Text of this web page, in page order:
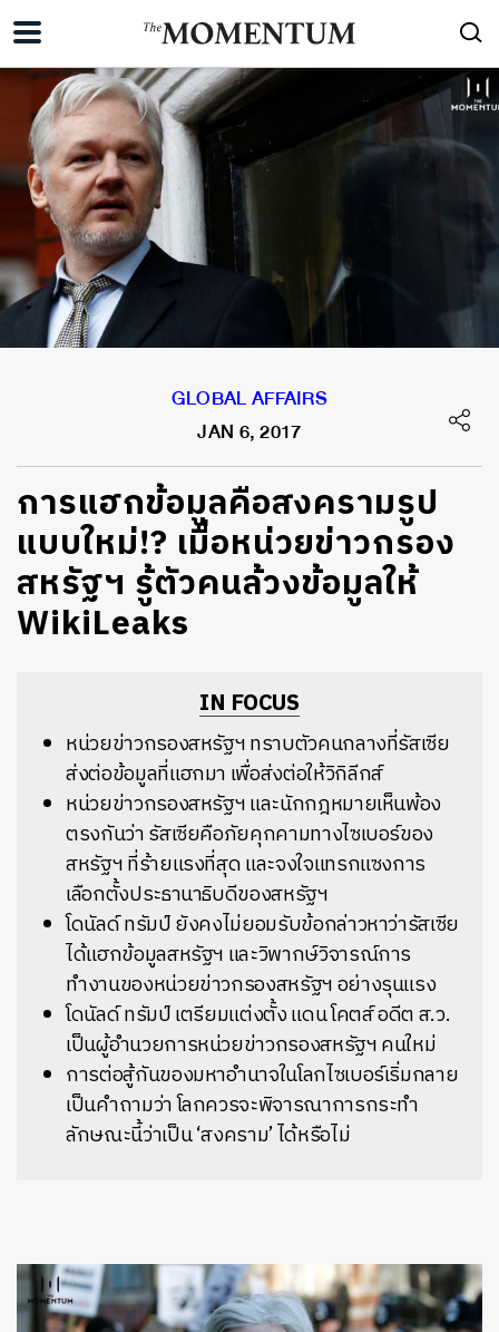
GLOBAL AFFAIRS
JAN 6, 2017
การแฮกข้อมูลคือสงครามรูป
แบบใหม่!? เมื่อหน่วยข่าวกรอง
สหรัฐฯ รู้ตัวคนล้วงข้อมูลให้
WikiLeaks
IN FOCUS
หน่วยข่าวกรองสหรัฐฯ ทราบตัวคนกลางที่รัสเซีย
ส่งต่อข้อมูลที่แฮกมา เพื่อส่งต่อให้วิกิลีกส์
หน่วยข่าวกรองสหรัฐฯ และนักกฎหมายเห็นพ้อง
ตรงกันว่า รัสเซียคือภัยคุกคามทางไซเบอร์ของ
สหรัฐฯ ที่ร้ายแรงที่สุด และจงใจแทรกแซงการ
เลือกตั้งประธานาธิบดีของสหรัฐฯ
โดนัลด์ ทรัมป์ ยังคงไม่ยอมรับข้อกล่าวหาว่ารัสเซีย
ได้แฮกข้อมูลสหรัฐฯ และวิพากษ์วิจารณ์การ
ทำงานของหน่วยข่าวกรองสหรัฐฯ อย่างรุนแรง
โดนัลด์ ทรัมป์ เตรียมแต่งตั้ง แดน โคตส์ อดีต ส.ว.
เป็นผู้อำนวยการหน่วยข่าวกรองสหรัฐฯ คนใหม่
การต่อสู้กันของมหาอำนาจในโลกไซเบอร์เริ่มกลาย
เป็นคำถามว่า โลกควรจะพิจารณาการกระทำ
ลักษณะนี้ว่าเป็น ‘สงคราม’ ได้หรือไม่